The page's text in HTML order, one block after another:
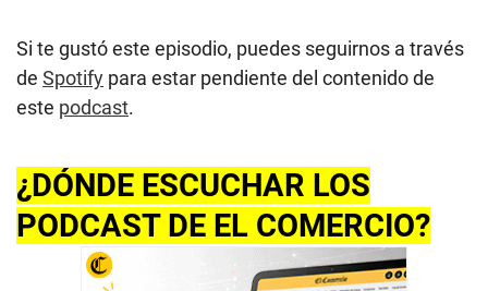
Si te gustó este episodio, puedes seguirnos a través
de Spotify para estar pendiente del contenido de
este podcast.
¿DÓNDE ESCUCHAR LOS
PODCAST DE EL COMERCIO?